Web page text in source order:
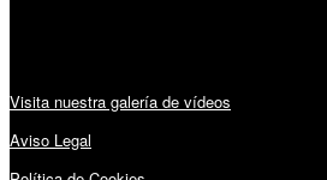
Visita nuestra galería de vídeos
Aviso Legal